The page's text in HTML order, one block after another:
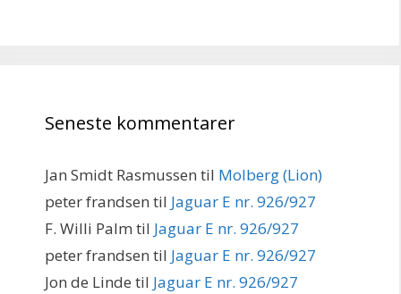
Seneste kommentarer
Jan Smidt Rasmussen til Molberg (Lion)
peter frandsen til Jaguar E nr. 926/927
F. Willi Palm til Jaguar E nr. 926/927
peter frandsen til Jaguar E nr. 926/927
Jon de Linde til Jaguar E nr. 926/927